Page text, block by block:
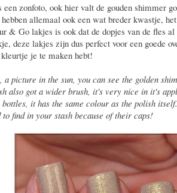
een zonfoto, ook hier valt de gouden shimmer
allemaal ook een wat breder kwastje,
& Go lakjes is ook dat de dopjes van de fles
deze lakjes zijn dus perfect voor een goede
je te maken hebt!
a picture in the sun, you can see the golden
also got a wider brush, it's very nice in it's
bottles, it has the same colour as the polish
to find in your stash because of their caps!